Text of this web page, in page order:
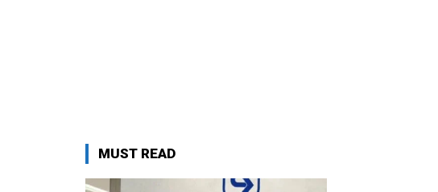
MUST READ